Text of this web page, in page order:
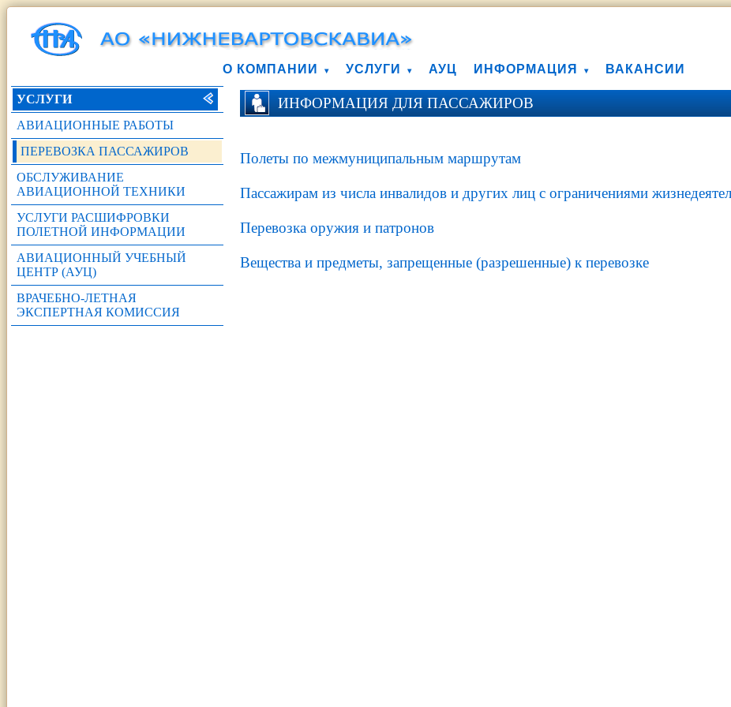
О КОМПАНИИ УСЛУГИ АУЦ ИНФОРМАЦИЯ ВАКАНСИИ
УСЛУГИ
АВИАЦИОННЫЕ РАБОТЫ
ПЕРЕВОЗКА ПАССАЖИРОВ
ОБСЛУЖИВАНИЕ
АВИАЦИОННОЙ ТЕХНИКИ
УСЛУГИ РАСШИФРОВКИ
ПОЛЕТНОЙ ИНФОРМАЦИИ
АВИАЦИОННЫЙ УЧЕБНЫЙ
ЦЕНТР (АУЦ)
ВРАЧЕБНО-ЛЕТНАЯ
ЭКСПЕРТНАЯ КОМИССИЯ
ИНФОРМАЦИЯ ДЛЯ ПАССАЖИРОВ
Полеты по межмуниципальным маршрутам
Пассажирам из числа инвалидов и других лиц с ограничениями
Перевозка оружия и патронов
Вещества и предметы, запрещенные (разрешенные) к перевозке